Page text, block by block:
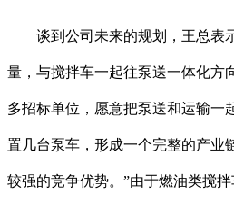
谈到公司未来的规划，王总表
量，与搅拌车一起往泵送一体化方
多招标单位，愿意把泵送和运输一
置几台泵车，形成一个完整的产业
较强的竞争优势。”由于燃油类搅